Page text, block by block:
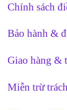
Chính sách
Bảo hành &
Giao hàng &
Miễn trừ